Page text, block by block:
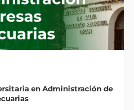
en Administración de